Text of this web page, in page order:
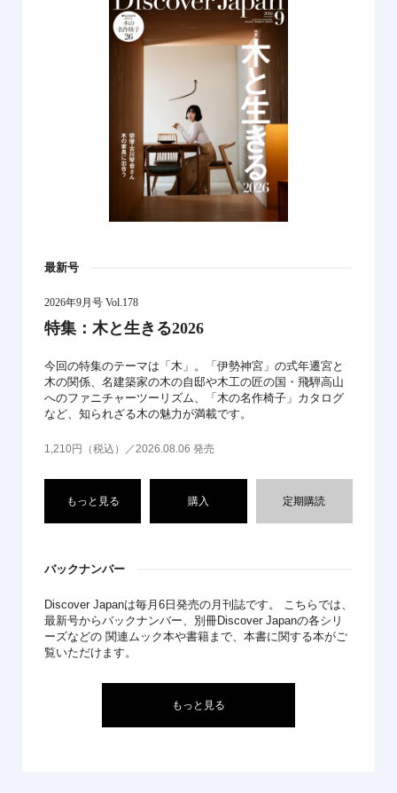
最新号
2026年9月号 Vol.178
特集：木と生きる2026
今回の特集のテーマは「木」。「伊勢神宮」の式年遷宮と
木の関係、名建築家の木の自邸や木工の匠の国・飛騨高山
へのファニチャーツーリズム、「木の名作椅子」カタログ
など、知られざる木の魅力が満載です。
1,210円（税込）／2026.08.06 発売
もっと見る 購入 定期購読
バックナンバー
Discover Japanは毎月6日発売の月刊誌です。 こちらでは、
最新号からバックナンバー、別冊Discover Japanの各シリ
ーズなどの 関連ムック本や書籍まで、本書に関する本がご
覧いただけます。
もっと見る